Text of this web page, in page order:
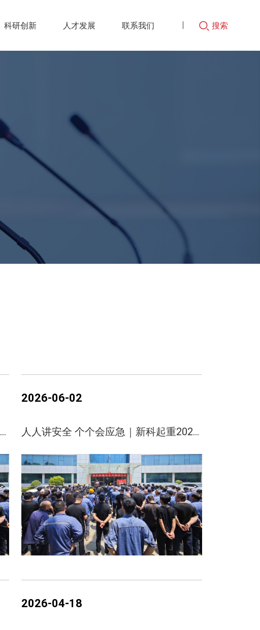
科研创新 人才发展 联系我们 搜索
人人讲安全 个个会应急｜新科起重2026年安全生产月活动圆满收官！
2026-06-02
人人讲安全 个个会应急｜新科起重2026年安全生产月誓师大会圆满举行
2026-04-18